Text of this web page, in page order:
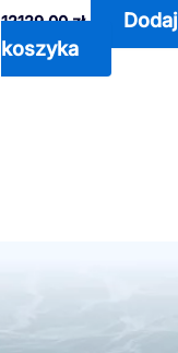
12129,00zł
koszyka